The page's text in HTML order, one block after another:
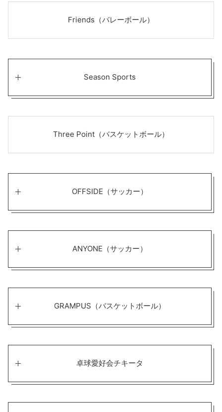
Friends（バレーボール）
Season Sports
Three Point（バスケットボール）
OFFSIDE（サッカー）
ANYONE（サッカー）
GRAMPUS（バスケットボール）
卓球愛好会チキータ